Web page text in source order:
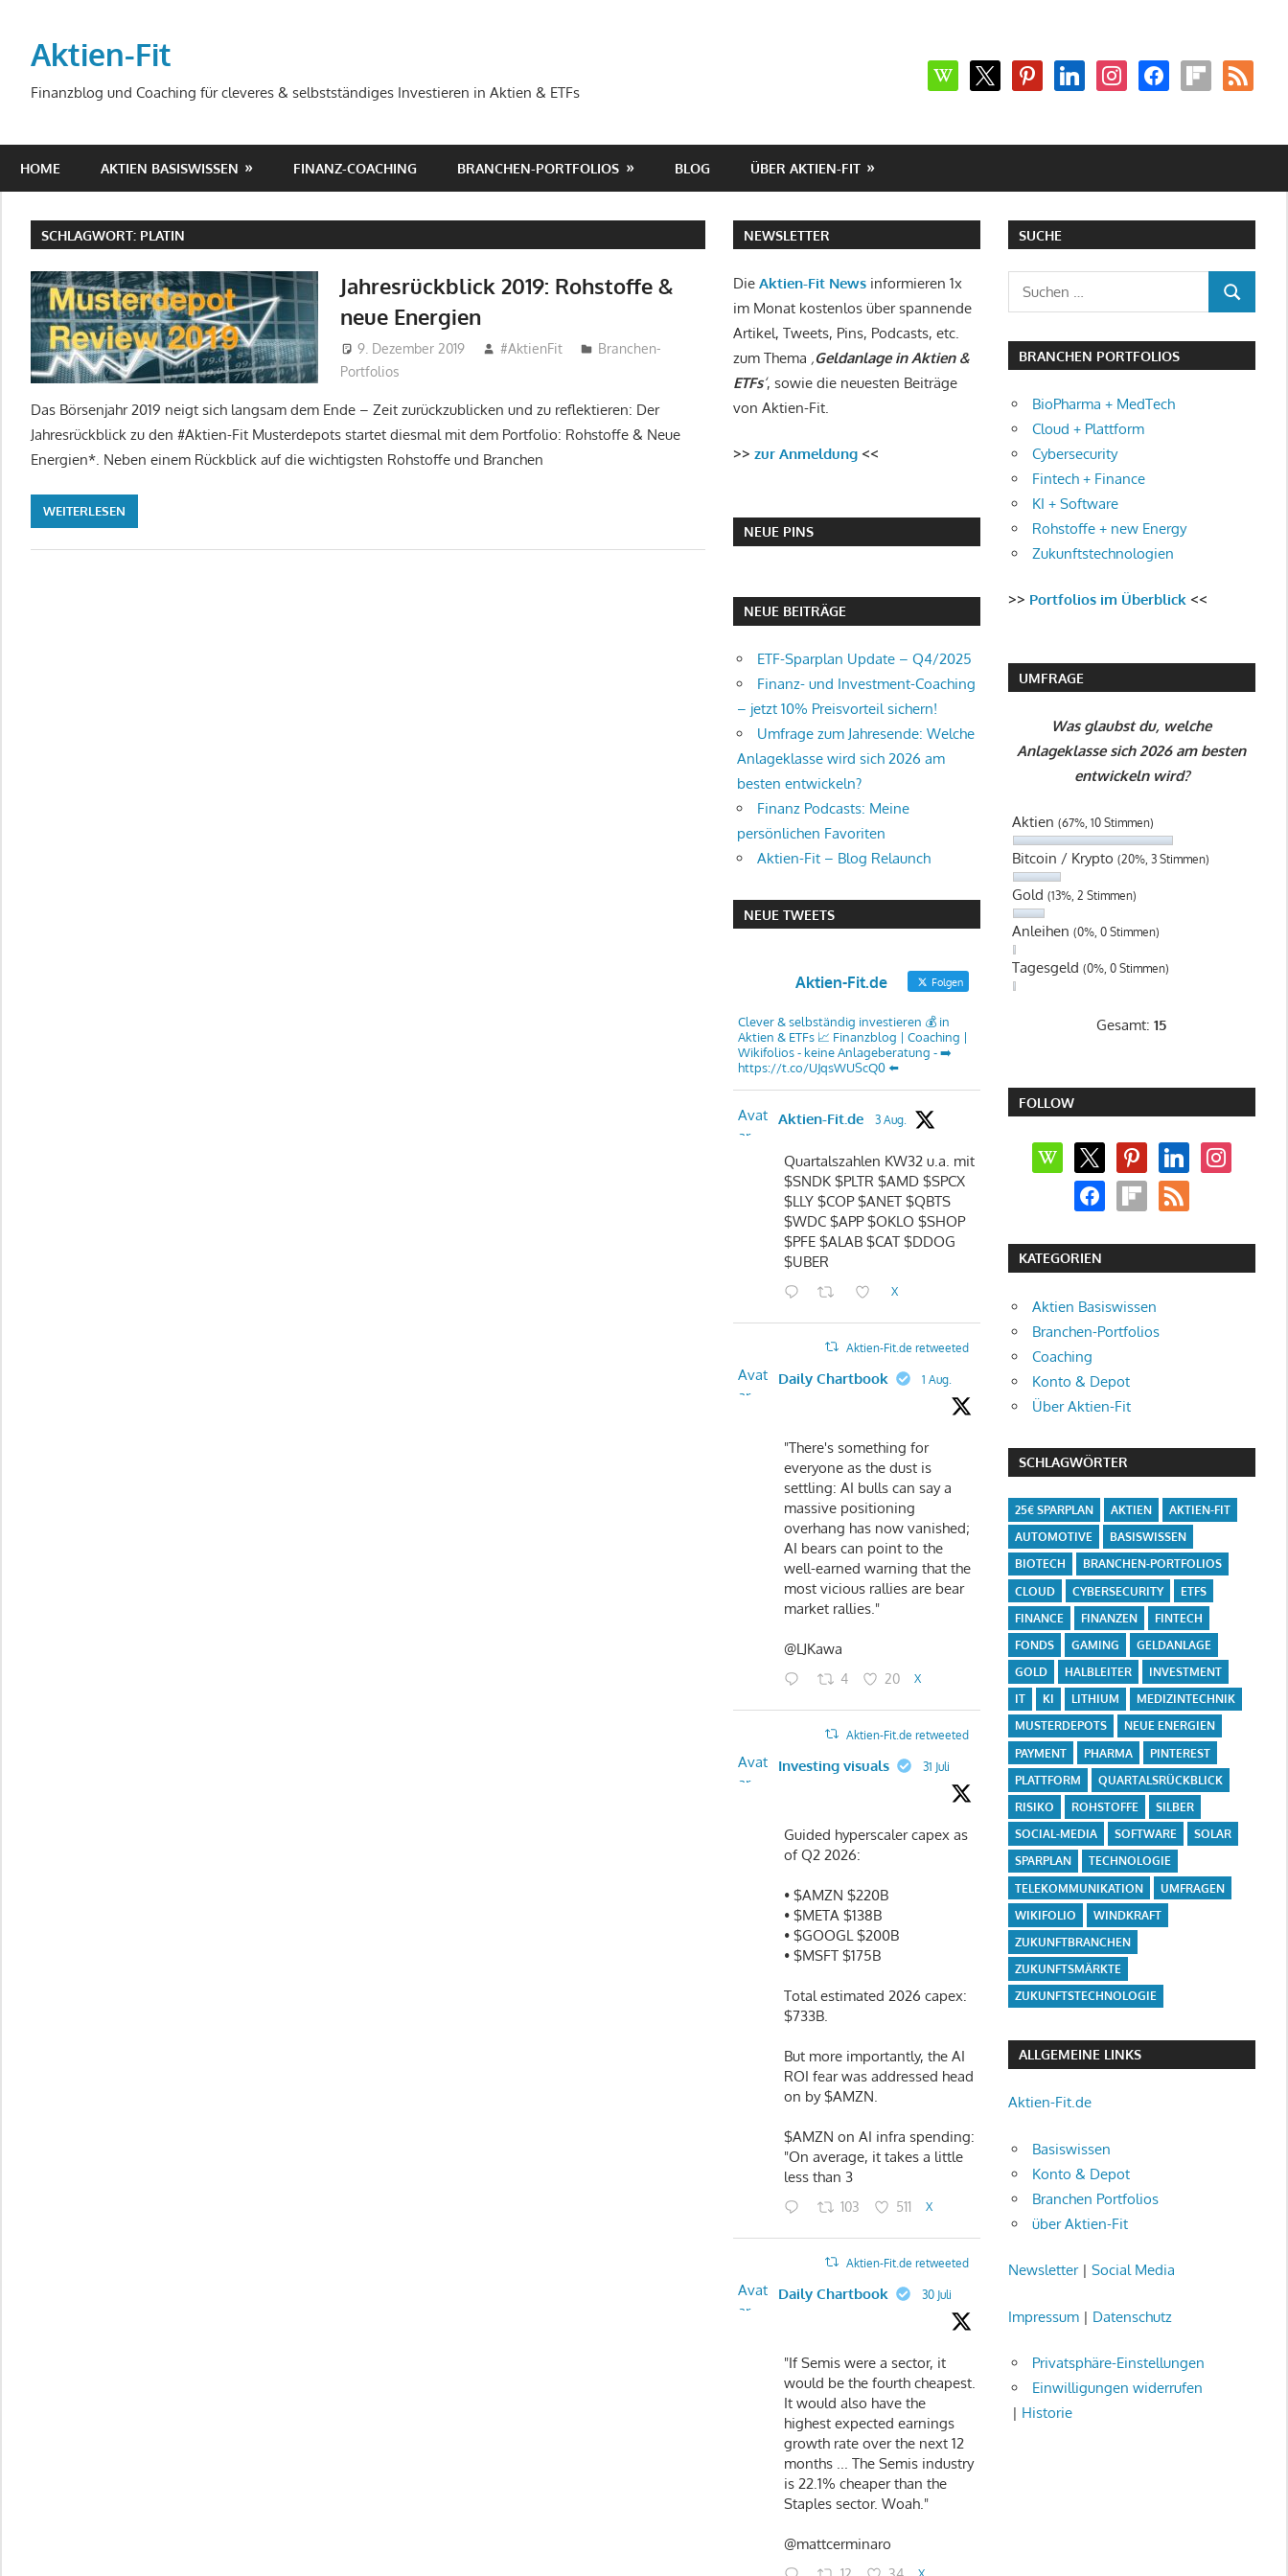
springenAktien-Fit
Finanzblog und Coaching für cleveres & selbstständiges Investieren in Aktien & ETFs
wikipedia
x pinterestlinkedininstagramfacebookflipboard
rss
HOME AKTIEN BASISWISSEN FINANZ-COACHING BRANCHEN-PORTFOLIOS BLOG ÜBER AKTIEN-FIT
SCHLAGWORT: PLATIN
Jahresrückblick 2019: Rohstoffe &
neue Energien
9. Dezember 2019 #AktienFit
Branchen-
Portfolios
Das Börsenjahr 2019 neigt sich langsam dem Ende – Zeit zurückzublicken und zu reflektieren: Der
Jahresrückblick zu den #Aktien-Fit Musterdepots startet diesmal mit dem Portfolio: Rohstoffe & Neue
Energien*. Neben einem Rückblick auf die wichtigsten Rohstoffe und Branchen
WEITERLESEN
NEWSLETTER
Die Aktien-Fit Newsinformieren 1x
im Monat kostenlos über spannende
Artikel, Tweets, Pins, Podcasts, etc.
zum Thema ‚Geldanlage in Aktien &
ETFs‘, sowie die neuesten Beiträge
von Aktien-Fit.
>> zur Anmeldung<<
NEUE PINS
NEUE BEITRÄGE
ETF-Sparplan Update – Q4/2025
Finanz- und Investment-Coaching
– jetzt 10% Preisvorteil sichern!
Umfrage zum Jahresende: Welche
Anlageklasse wird sich 2026 am
besten entwickeln?
Finanz Podcasts: Meine
persönlichen Favoriten
Aktien-Fit – Blog Relaunch
NEUE TWEETS
Aktien-Fit.de Folgen
Clever & selbständig investieren 💰 in
Aktien & ETFs 📈 Finanzblog | Coaching |
Wikifolios - keine Anlageberatung - ➡️
https://t.co/UJqsWUScQ0 ⬅️
Avat
ar
Aktien-Fit.de 3 Aug.
Quartalszahlen KW32 u.a. mit
$SNDK $PLTR $AMD $SPCX
$LLY $COP $ANET $QBTS
$WDC $APP $OKLO $SHOP
$PFE $ALAB $CAT $DDOG
$UBER
X
Aktien-Fit.de retweeted
Avat
ar
Daily Chartbook 1 Aug.
"There's something for
everyone as the dust is
settling: AI bulls can say a
massive positioning
overhang has now vanished;
AI bears can point to the
well-earned warning that the
most vicious rallies are bear
market rallies."
@LJKawa
4 20 X
Aktien-Fit.de retweeted
Avat
ar
Investing visuals 31 Juli
Guided hyperscaler capex as
of Q2 2026:
• $AMZN $220B
• $META $138B
• $GOOGL $200B
• $MSFT $175B
Total estimated 2026 capex:
$733B.
But more importantly, the AI
ROI fear was addressed head
on by $AMZN.
$AMZN on AI infra spending:
"On average, it takes a little
less than 3
103 511 X
Aktien-Fit.de retweeted
Avat
ar
Daily Chartbook 30 Juli
"If Semis were a sector, it
would be the fourth cheapest.
It would also have the
highest expected earnings
growth rate over the next 12
months ... The Semis industry
is 22.1% cheaper than the
Staples sector. Woah."
@mattcerminaro
SUCHE
Suchen
nach:
SUCHEN
BRANCHEN PORTFOLIOS
BioPharma + MedTech
Cloud + Plattform
Cybersecurity
Fintech + Finance
KI + Software
Rohstoffe + new Energy
Zukunftstechnologien
>> Portfolios im Überblick<<
UMFRAGE
Was glaubst du, welche
Anlageklasse sich 2026 am besten
entwickeln wird?
Aktien(67%, 10 Stimmen)
Bitcoin / Krypto(20%, 3 Stimmen)
Gold(13%, 2 Stimmen)
Anleihen(0%, 0 Stimmen)
Tagesgeld(0%, 0 Stimmen)
Gesamt:15
FOLLOW
wikipedia
x pinterestlinkedininstagram
facebookflipboard
rss
KATEGORIEN
Aktien Basiswissen
Branchen-Portfolios
Coaching
Konto & Depot
Über Aktien-Fit
SCHLAGWÖRTER
25€ SPARPLAN AKTIEN
AKTIEN-FIT
AUTOMOTIVE
BASISWISSEN
BIOTECH
BRANCHEN-PORTFOLIOS
CLOUD
CYBERSECURITY
ETFS
FINANCE
FINANZEN
FINTECH
FONDS
GAMING
GELDANLAGE
GOLD
HALBLEITER
INVESTMENT
IT
KI LITHIUM
MEDIZINTECHNIK
MUSTERDEPOTS
NEUE ENERGIEN
PAYMENT
PHARMA
PINTEREST
PLATTFORM
QUARTALSRÜCKBLICK
RISIKO
ROHSTOFFE
SILBER
SOCIAL-MEDIA
SOFTWARE
SOLAR
SPARPLAN
TECHNOLOGIE
TELEKOMMUNIKATION
UMFRAGEN
WIKIFOLIO
WINDKRAFT
ZUKUNFTBRANCHEN
ZUKUNFTSMÄRKTE
ZUKUNFTSTECHNOLOGIE
ALLGEMEINE LINKS
Aktien-Fit.de
Basiswissen
Konto & Depot
Branchen Portfolios
über Aktien-Fit
Newsletter| Social Media
Impressum| Datenschutz
Privatsphäre-Einstellungen
Einwilligungen widerrufen
| Historie